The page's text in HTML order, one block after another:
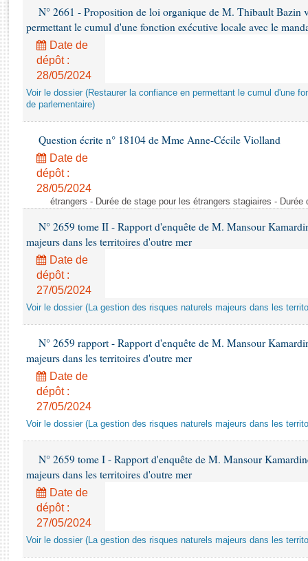
Rapports législatifs
Baromètre de l’application des lois
Dossiers législatifs
Budget et sécurité sociale
Comptes rendus des débats
N° 2661 - Proposition de loi organique de M. Thibault Bazin
permettant le cumul d'une fonction exécutive locale avec le
Date de
dépôt :
28/05/2024
Voir le dossier (Restaurer la confiance en permettant le cumul d'une
de parlementaire)
Question écrite n° 18104 de Mme Anne-Cécile Violland
Date de
dépôt :
28/05/2024
étrangers - Durée de stage pour les étrangers stagiaires -
N° 2659 tome II - Rapport d'enquête de M. Mansour
majeurs dans les territoires d'outre mer
Date de
dépôt :
27/05/2024
Voir le dossier (La gestion des risques naturels majeurs dans les
N° 2659 rapport - Rapport d'enquête de M. Mansour
majeurs dans les territoires d'outre mer
Date de
dépôt :
27/05/2024
Voir le dossier (La gestion des risques naturels majeurs dans les
N° 2659 tome I - Rapport d'enquête de M. Mansour
majeurs dans les territoires d'outre mer
Date de
dépôt :
27/05/2024
Voir le dossier (La gestion des risques naturels majeurs dans les